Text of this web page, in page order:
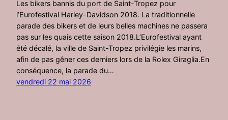
Les bikers bannis du port de Saint-Tropez pour
l’Eurofestival Harley-Davidson 2018. La traditionnelle
parade des bikers et de leurs belles machines ne passera
pas sur les quais cette saison 2018.L’Eurofestival ayant
été décalé, la ville de Saint-Tropez privilégie les marins,
afin de pas gêner ces derniers lors de la Rolex Giraglia.En
conséquence, la parade du…
vendredi 22 mai 2026